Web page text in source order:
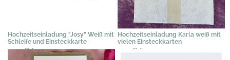
Hochzeitseinladung "Josy" Weiß mit
Schleife und Einsteckkarte
2,04 €*
Hochzeitseinladung Karla weiß mit
vielen Einsteckkarten
2,19 € *